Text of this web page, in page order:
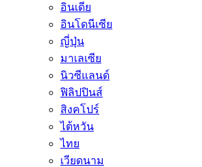
อินเดีย
อินโดนีเซีย
ญี่ปุ่น
มาเลเซีย
นิวซีแลนด์
ฟิลิปปินส์
สิงคโปร์
ไต้หวัน
ไทย
เวียดนาม